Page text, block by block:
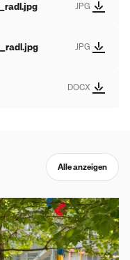
JPG
JPG
DOCX
Alle anzeigen